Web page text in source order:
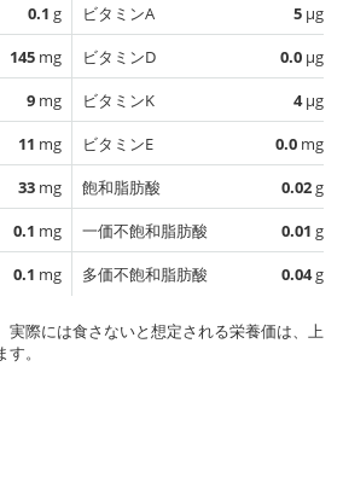
0.1 g
145 mg
9 mg
11 mg
33 mg
0.1 mg
0.1 mg
ビタミンA
5 µg
ビタミンD
0.0 µg
ビタミンK
4µg
ビタミンE
0.0 mg
飽和脂肪酸
0.02g
一価不飽和脂肪酸
0.01 g
多価不飽和脂肪酸
0.04g
実際には食さないと想定される栄養価は、上
。